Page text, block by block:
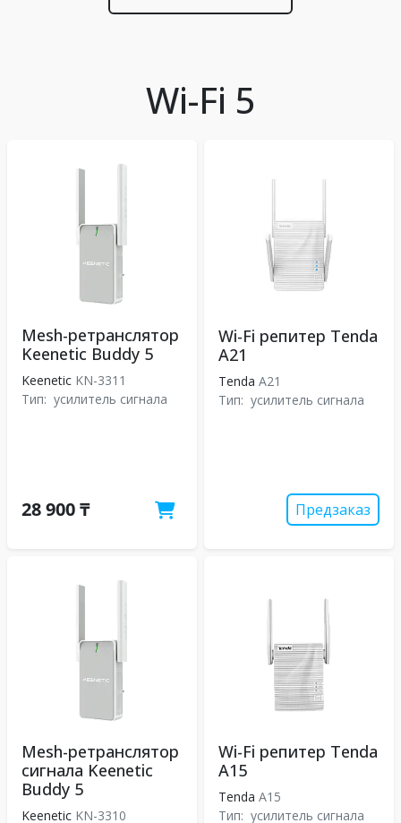
Wi-Fi 5
Mesh-ретранслятор
Keenetic Buddy 5
Keenetic KN-3311
Тип: усилитель сигнала
28 900 ₸
Wi-Fi репитер Tenda
A21
Tenda A21
Тип: усилитель сигнала
Предзаказ
Mesh-ретранслятор
сигнала Keenetic
Buddy 5
Keenetic KN-3310
Wi-Fi репитер Tenda
A15
Tenda A15
Тип: усилитель сигнала